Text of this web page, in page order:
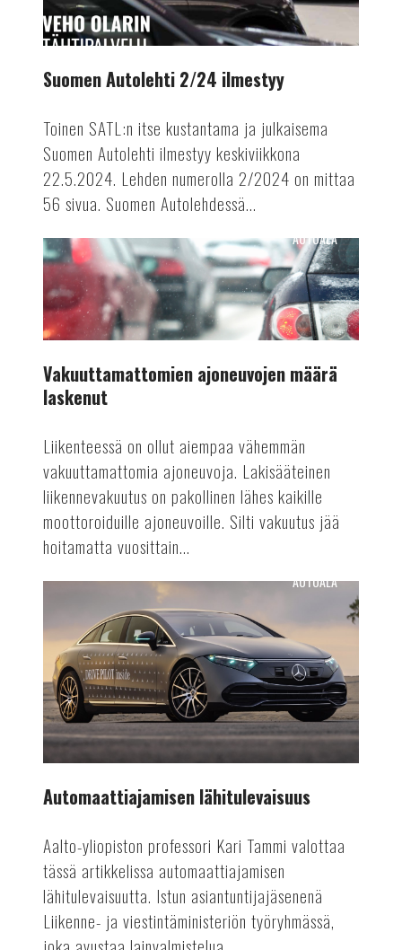
Suomen Autolehti 2/24 ilmestyy
Toinen SATL:n itse kustantama ja julkaisema
Suomen Autolehti ilmestyy keskiviikkona
22.5.2024. Lehden numerolla 2/2024 on mittaa
56 sivua. Suomen Autolehdessä...
Vakuuttamattomien
ajoneuvojen
määrä
laskenut
AUTOALA
Vakuuttamattomien ajoneuvojen määrä
laskenut
Liikenteessä on ollut aiempaa vähemmän
vakuuttamattomia ajoneuvoja. Lakisääteinen
liikennevakuutus on pakollinen lähes kaikille
moottoroiduille ajoneuvoille. Silti vakuutus jää
hoitamatta vuosittain...
Automaattiajamisen
lähitulevaisuus
AUTOALA
Automaattiajamisen lähitulevaisuus
Aalto-yliopiston professori Kari Tammi valottaa
tässä artikkelissa automaattiajamisen
lähitulevaisuutta. Istun asiantuntijajäsenenä
Liikenne- ja viestintäministeriön työryhmässä,